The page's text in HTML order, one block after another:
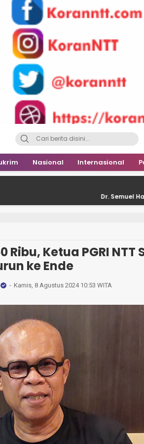
Nasional Internasional
Dr. Semuel Haning: Putusan
Ribu, Ketua PGRI NTT
ke Ende
Kamis, 8 Agustus 2024 10:53 WITA